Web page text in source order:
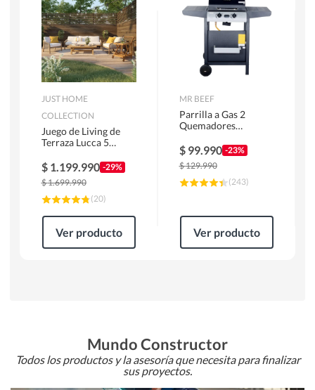
JUST HOME
COLLECTION
Juego de Living de
Terraza Lucca 5
$ 1.199.990 -29%
$1.699.990
(20)
Ver producto
MR BEEF
Parrilla a Gas 2
Quemadores
$ 99.990 -23%
$129.990
(243)
Ver producto
Mundo Constructor
Todos los productos y la asesoría que necesita para finalizar
sus proyectos.